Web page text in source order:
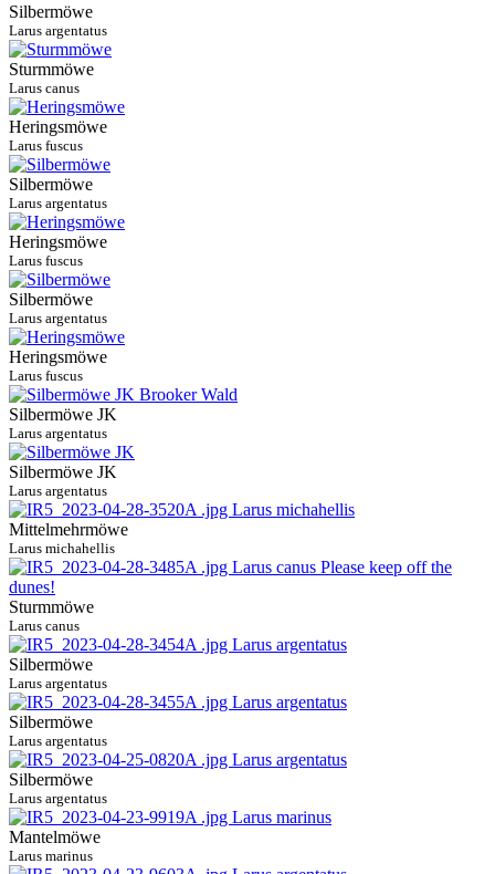
Silbermöwe
Larus argentatus
Sturmmöwe
Larus canus
Heringsmöwe
Larus fuscus
Silbermöwe
Larus argentatus
Heringsmöwe
Larus fuscus
Silbermöwe
Larus argentatus
Heringsmöwe
Larus fuscus
Silbermöwe JK
Larus argentatus
Silbermöwe JK
Larus argentatus
Mittelmehrmöwe
Larus michahellis
Sturmmöwe
Larus canus
Silbermöwe
Larus argentatus
Silbermöwe
Larus argentatus
Silbermöwe
Larus argentatus
Mantelmöwe
Larus marinus